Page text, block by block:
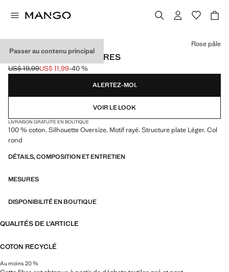
Passer au contenu principal
T-SHIRT COTON À RAYURES
Prix initial barré [US$ 19,99 ]
US$ 19,99
Prix actuel [US$ 11,99 ]
US$ 11,99-40 %
Choisissez une couleur
Rose pâle
ALERTEZ-MOI.
VOIR LE LOOK
LIVRAISON GRATUITE EN BOUTIQUE
100 % coton. Silhouette Oversize. Motif rayé. Structure plate Léger. Col
rond
DÉTAILS, COMPOSITION ET ENTRETIEN
MESURES
DISPONIBILITÉ EN BOUTIQUE
QUALITÉS DE L'ARTICLE
COTON RECYCLÉ
Au moins 20 %